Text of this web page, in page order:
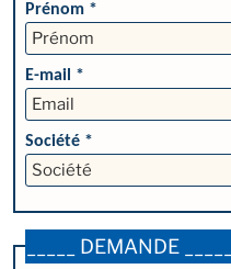
Prénom *
E-mail *
Société *
_____ DEMANDE _____